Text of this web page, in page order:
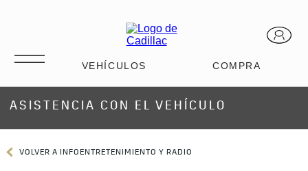
ASISTENCIA CON EL VEHÍCULO
VOLVER A INFOENTRETENIMIENTO Y RADIO